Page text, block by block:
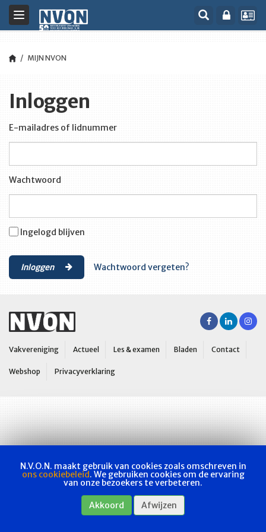
Toggle
navigation
MIJN NVON
Inloggen
E-mailadres of lidnummer
Wachtwoord
Ingelogd blijven
Inloggen Wachtwoord vergeten?
Vakvereniging Actueel Les & examen Bladen Contact
Webshop Privacyverklaring
N.V.O.N. maakt gebruik van cookies zoals omschreven in
ons cookiebeleid. We gebruiken cookies om de ervaring
van onze bezoekers te verbeteren.
Akkoord Afwijzen